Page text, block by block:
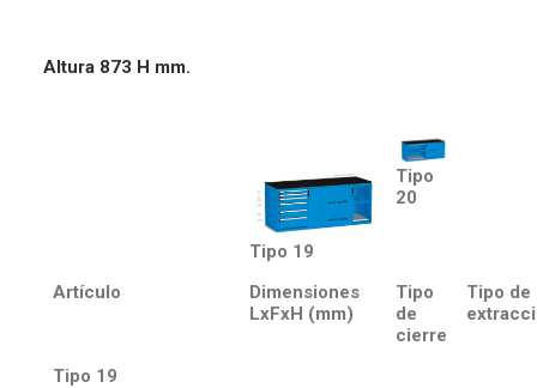
Altura 873 H mm.
Tipo 19
Tipo
20
Artículo
Dimensiones
LxFxH (mm)
Tipo
de
cierre
Tipo de
Tipo 19